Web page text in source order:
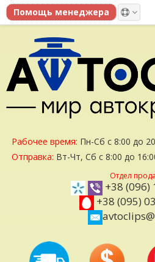
Рабочее время: Пн-Сб с 8:00 до
Отправка: Вт-Чт, Сб с 8:00 до
Отдел
+38 (096)
+38 (095)